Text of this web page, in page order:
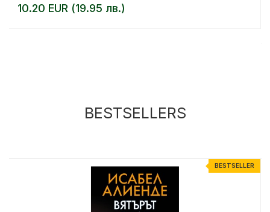
10.20 EUR (19.95 лв.)
BESTSELLERS
BESTSELLER